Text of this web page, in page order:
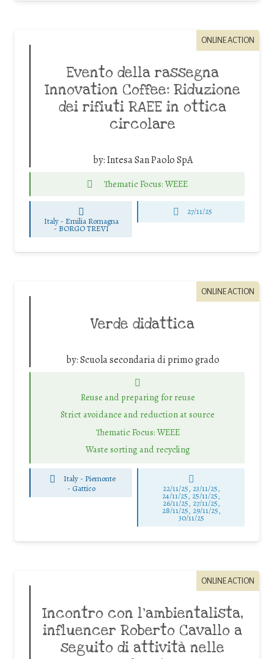
ONLINE ACTION
Evento della rassegna
Innovation Coffee: Riduzione
dei rifiuti RAEE in ottica
circolare
by:Intesa San Paolo SpA
Thematic Focus: WEEE
Italy - Emilia Romagna
- BORGO TREVI
27/11/25
ONLINE ACTION
Verde didattica
by:Scuola secondaria di primo grado
Reuse and preparing for reuse
Strict avoidance and reduction at source
Thematic Focus: WEEE
Waste sorting and recycling
Italy - Piemonte
- Gattico 22/11/25, 23/11/25,
24/11/25, 25/11/25,
26/11/25, 27/11/25,
28/11/25, 29/11/25,
30/11/25
ONLINE ACTION
Incontro con l’ambientalista,
influencer Roberto Cavallo a
seguito di attività nelle